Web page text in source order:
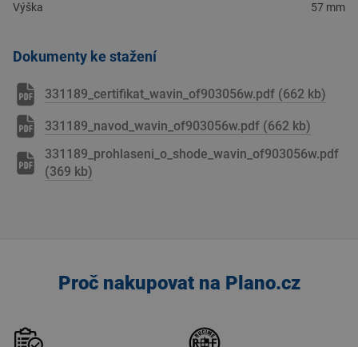
Výška 57 mm
Dokumenty ke stažení
331189_certifikat_wavin_of903056w.pdf (662 kb)
331189_navod_wavin_of903056w.pdf (662 kb)
331189_prohlaseni_o_shode_wavin_of903056w.pdf
(369 kb)
Proč nakupovat na Plano.cz